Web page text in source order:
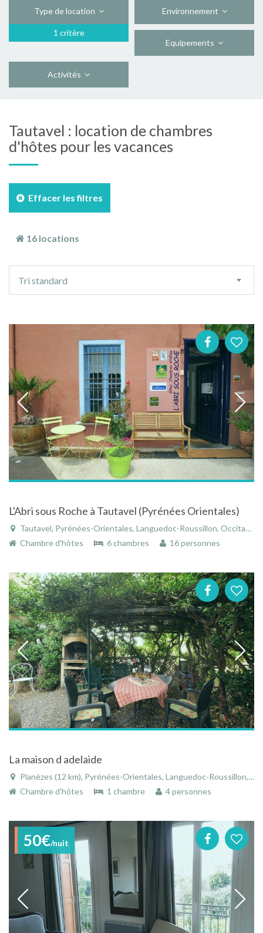
Type de location
1 critère
Environnement
Equipements
Activités
Tautavel : location de chambres
d'hôtes pour les vacances
Effacer les filtres
16 locations
tri
Tri standard
L'Abri sous Roche à Tautavel (Pyrénées Orientales)
Tautavel, Pyrénées-Orientales, Languedoc-Roussillon, Occitanie, France
Chambre d'hôtes
6 chambres 16 personnes
La maison d adelaide
Planèzes (12 km), Pyrénées-Orientales, Languedoc-Roussillon, Occitanie, France
Chambre d'hôtes
1 chambre 4 personnes
50€/nuit